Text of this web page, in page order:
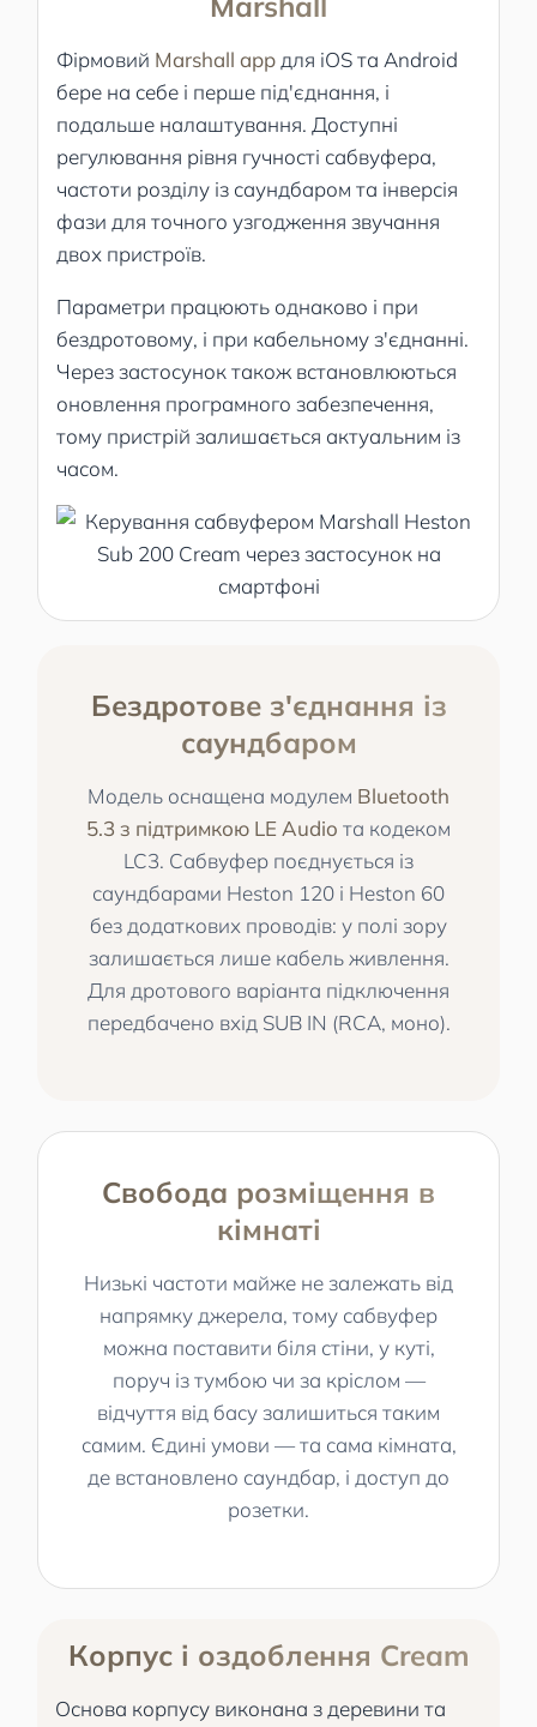
Фірмовий Marshall app для iOS та Android
бере на себе і перше під'єднання, і
подальше налаштування. Доступні
регулювання рівня гучності сабвуфера,
частоти розділу із саундбаром та інверсія
фази для точного узгодження звучання
двох пристроїв.
Параметри працюють однаково і при
бездротовому, і при кабельному з'єднанні.
Через застосунок також встановлюються
оновлення програмного забезпечення,
тому пристрій залишається актуальним із
часом.
Бездротове з'єднання із
саундбаром
Модель оснащена модулем Bluetooth
5.3 з підтримкою LE Audio та кодеком
LC3. Сабвуфер поєднується із
саундбарами Heston 120 і Heston 60
без додаткових проводів: у полі зору
залишається лише кабель живлення.
Для дротового варіанта підключення
передбачено вхід SUB IN (RCA, моно).
Свобода розміщення в
кімнаті
Низькі частоти майже не залежать від
напрямку джерела, тому сабвуфер
можна поставити біля стіни, у куті,
поруч із тумбою чи за кріслом —
відчуття від басу залишиться таким
самим. Єдині умови — та сама кімната,
де встановлено саундбар, і доступ до
розетки.
Корпус і оздоблення Cream
Основа корпусу виконана з деревини та